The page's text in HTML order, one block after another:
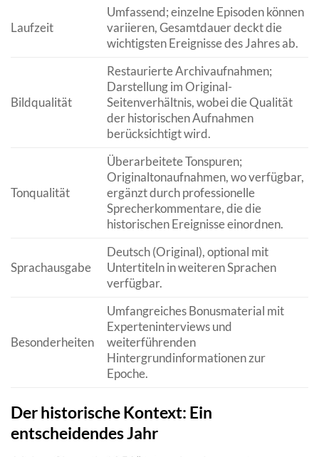
Laufzeit
Umfassend; einzelne Episoden können
variieren, Gesamtdauer deckt die
wichtigsten Ereignisse des Jahres ab.
Bildqualität
Restaurierte Archivaufnahmen;
Darstellung im Original-
Seitenverhältnis, wobei die Qualität
der historischen Aufnahmen
berücksichtigt wird.
Tonqualität
Überarbeitete Tonspuren;
Originaltonaufnahmen, wo verfügbar,
ergänzt durch professionelle
Sprecherkommentare, die die
historischen Ereignisse einordnen.
Sprachausgabe
Deutsch (Original), optional mit
Untertiteln in weiteren Sprachen
verfügbar.
Besonderheiten
Umfangreiches Bonusmaterial mit
Experteninterviews und
weiterführenden
Hintergrundinformationen zur
Epoche.
Der historische Kontext: Ein
entscheidendes Jahr